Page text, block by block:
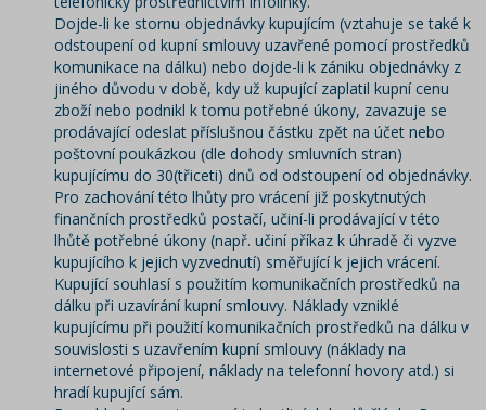
Dojde-li ke stornu objednávky kupujícím (vztahuje se také k
odstoupení od kupní smlouvy uzavřené pomocí prostředků
komunikace na dálku) nebo dojde-li k zániku objednávky z
jiného důvodu v době, kdy už kupující zaplatil kupní cenu
zboží nebo podnikl k tomu potřebné úkony, zavazuje se
prodávající odeslat příslušnou částku zpět na účet nebo
poštovní poukázkou (dle dohody smluvních stran)
kupujícímu do 30(třiceti) dnů od odstoupení od objednávky.
Pro zachování této lhůty pro vrácení již poskytnutých
finančních prostředků postačí, učiní-li prodávající v této
lhůtě potřebné úkony (např. učiní příkaz k úhradě či vyzve
kupujícího k jejich vyzvednutí) směřující k jejich vrácení.
Kupující souhlasí s použitím komunikačních prostředků na
dálku při uzavírání kupní smlouvy. Náklady vzniklé
kupujícímu při použití komunikačních prostředků na dálku v
souvislosti s uzavřením kupní smlouvy (náklady na
internetové připojení, náklady na telefonní hovory atd.) si
hradí kupující sám.